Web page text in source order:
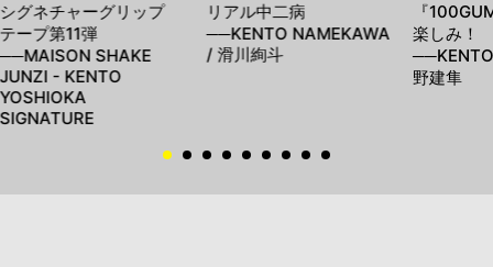
シグネチャーグリップ
テープ第11弾
──MAISON SHAKE
JUNZI - KENTO
YOSHIOKA
SIGNATURE
リアル中二病
──KENTO NAMEKAWA
/ 滑川絢斗
『
楽しみ！
野建隼